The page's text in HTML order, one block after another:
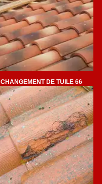
CHANGEMENT DE TUILE 66